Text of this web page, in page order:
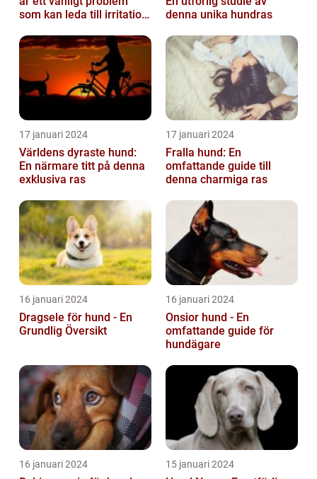
som kan leda till irritation
hun...
denna unika hundras
17 januari 2024
Världens dyraste hund:
En närmare titt på denna
exklusiva ras
17 januari 2024
Fralla hund: En
omfattande guide till
denna charmiga ras
16 januari 2024
Dragsele för hund - En
Grundlig Översikt
16 januari 2024
Onsior hund - En
omfattande guide för
hundägare
16 januari 2024 15 januari 2024